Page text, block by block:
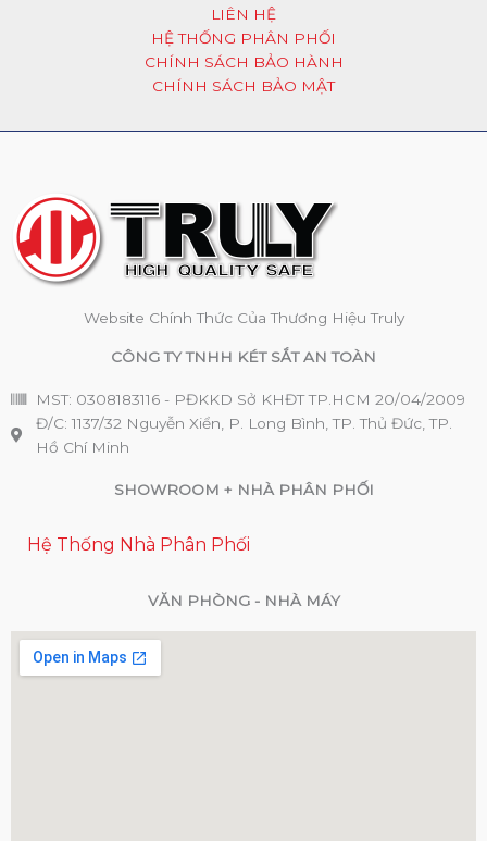
LIÊN HỆ
HỆ THỐNG PHÂN PHỐI
CHÍNH SÁCH BẢO HÀNH
CHÍNH SÁCH BẢO MẬT
Website Chính Thức Của Thương Hiệu Truly
CÔNG TY TNHH KÉT SẮT AN TOÀN
MST: 0308183116 - PĐKKD Sở KHĐT TP.HCM 20/04/2009
Đ/C: 1137/32 Nguyễn Xiển, P. Long Bình, TP. Thủ Đức, TP.
Hồ Chí Minh
SHOWROOM + NHÀ PHÂN PHỐI
Hệ Thống Nhà Phân Phối
VĂN PHÒNG - NHÀ MÁY